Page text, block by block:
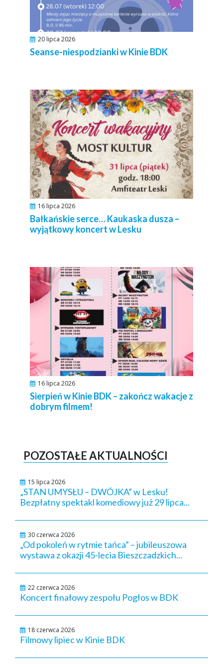
20 lipca 2026
Seanse-niespodzianki w Kinie BDK
16 lipca 2026
Bałkańskie serce… Kaukaska dusza –
wyjątkowy koncert w Lesku
16 lipca 2026
Sierpień w Kinie BDK – zakończ wakacje z
dobrym filmem!
POZOSTAŁE AKTUALNOŚCI
15 lipca 2026
„STAN UMYSŁU – DWÓJKA” w Lesku!
Bezpłatny spektakl komediowy już 29 lipca...
30 czerwca 2026
„Od pokoleń w rytmie tańca” – jubileuszowa
wystawa z okazji 45-lecia Bieszczadzkich...
22 czerwca 2026
Koncert finałowy zespołu Pogłos w BDK
18 czerwca 2026
Filmowy lipiec w Kinie BDK